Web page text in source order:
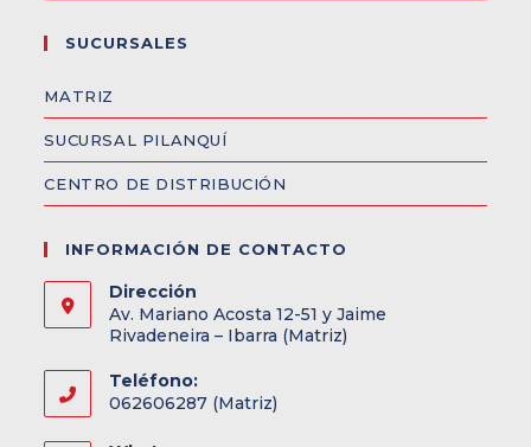
SUCURSALES
MATRIZ
SUCURSAL PILANQUÍ
CENTRO DE DISTRIBUCIÓN
INFORMACIÓN DE CONTACTO
Dirección
Av. Mariano Acosta 12-51 y Jaime
Rivadeneira – Ibarra (Matriz)
Teléfono:
062606287 (Matriz)